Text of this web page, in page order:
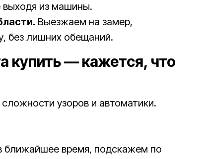
выходя из машины.
Выезжаем на замер,
без лишних обещаний.
купить — кажется, что
узоров и автоматики.
ближайшее время, подскажем по